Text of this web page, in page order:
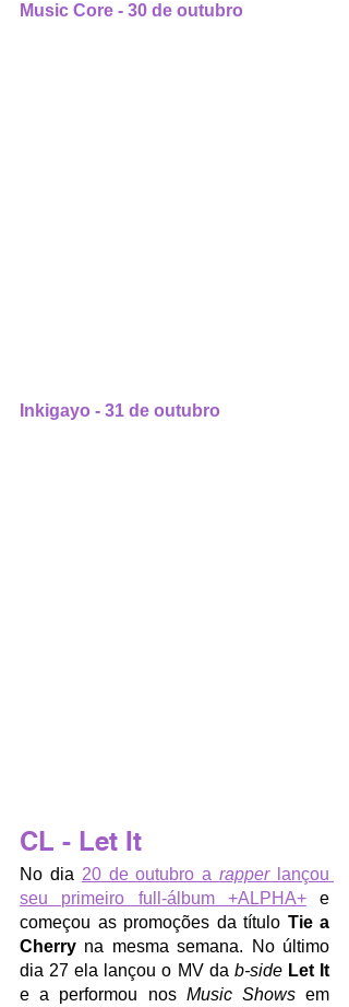
Music Core - 30 de outubro
Inkigayo - 31 de outubro
CL - Let It
No dia 20 de outubro a rapper lançou
seu primeiro full-álbum +ALPHA+ e
começou as promoções da título Tie a
Cherry na mesma semana. No último
dia 27 ela lançou o MV da b-side Let It
e a performou nos Music Shows em